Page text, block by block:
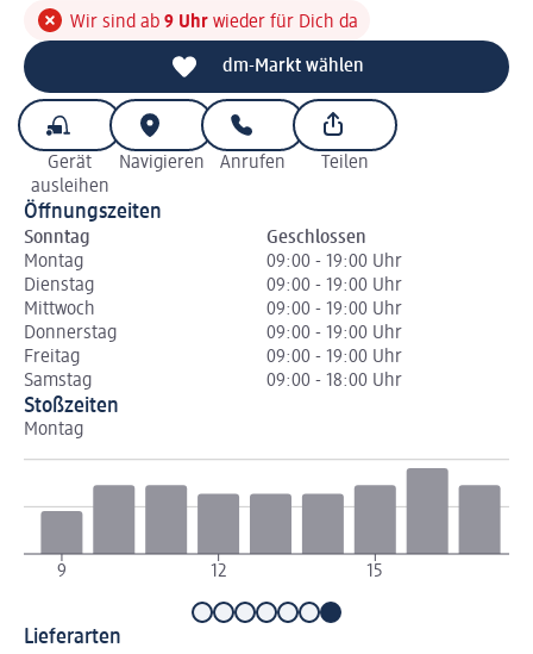
Wir sind ab 9 Uhr wieder für Dich da
dm-Markt wählen
Gerät
ausleihen
Navigieren Anrufen Teilen
Öffnungszeiten
Sonntag
Geschlossen
Montag
09:00 - 19:00 Uhr
Dienstag
09:00 - 19:00 Uhr
Mittwoch
09:00 - 19:00 Uhr
Donnerstag
09:00 - 19:00 Uhr
Freitag
09:00 - 19:00 Uhr
Samstag
09:00 - 18:00 Uhr
Stoßzeiten
Montag
9 12 15
Lieferarten